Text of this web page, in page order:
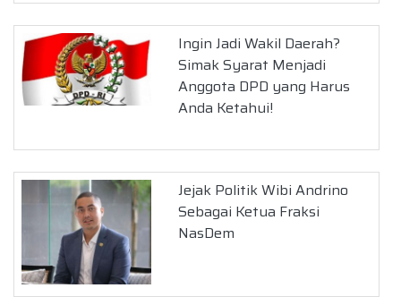
Ingin Jadi Wakil Daerah?
Simak Syarat Menjadi
Anggota DPD yang Harus
Anda Ketahui!
Jejak Politik Wibi Andrino
Sebagai Ketua Fraksi
NasDem